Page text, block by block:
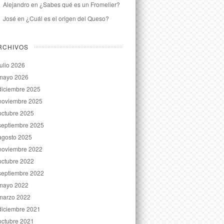
Alejandro en ¿Sabes qué es un Fromelier?
José en ¿Cuál es el origen del Queso?
2026
2026
2025
2025
2025
2025
2025
2022
2022
2022
2022
2022
2021
2021